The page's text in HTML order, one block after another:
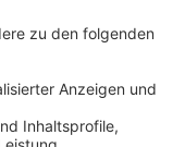
hätten gerne
sich selbst
hat